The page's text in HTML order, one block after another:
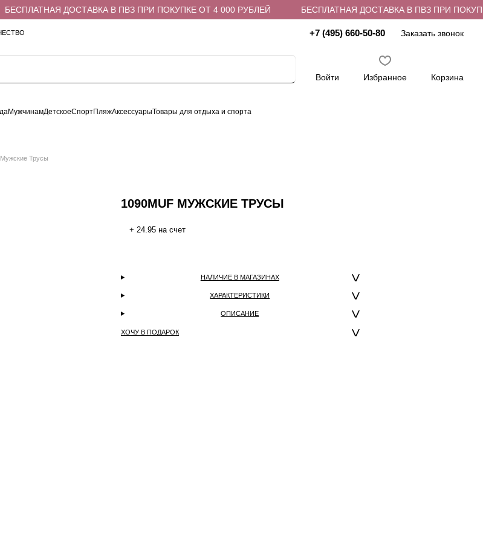
БЕСПЛАТНАЯ ДОСТАВКА В ПВЗ ПРИ ПОКУПКЕ ОТ 4 000 РУБЛЕЙ БЕСПЛАТНАЯ ДОСТАВКА В ПВЗ ПРИ
+7 (495) 660-50-80 Заказать звонок
Войти Избранное Корзина
МужчинамДетскоеСпортПляжАксессуарыТовары для отдыха и спорта
Трусы
1090MUF МУЖСКИЕ ТРУСЫ
+ 24.95 на счет
НАЛИЧИЕ В МАГАЗИНАХ
ХАРАКТЕРИСТИКИ
ОПИСАНИЕ
ХОЧУ В ПОДАРОК